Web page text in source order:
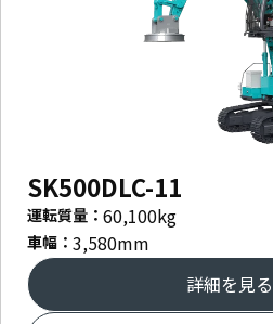
SK500DLC-11
運転質量： 60,100kg
車幅： 3,580mm
詳細を見る